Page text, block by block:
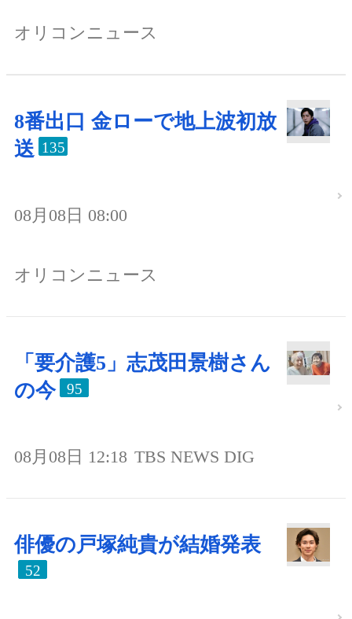
オリコンニュース
8番出口 金ローで地上波初放
送 135
08月08日 08:00
オリコンニュース
「要介護5」志茂田景樹さん
の今
95
08月08日 12:18 TBS NEWS DIG
俳優の戸塚純貴が結婚発表
52